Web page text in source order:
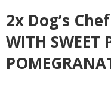
2x Dog’s
WITH SWEET